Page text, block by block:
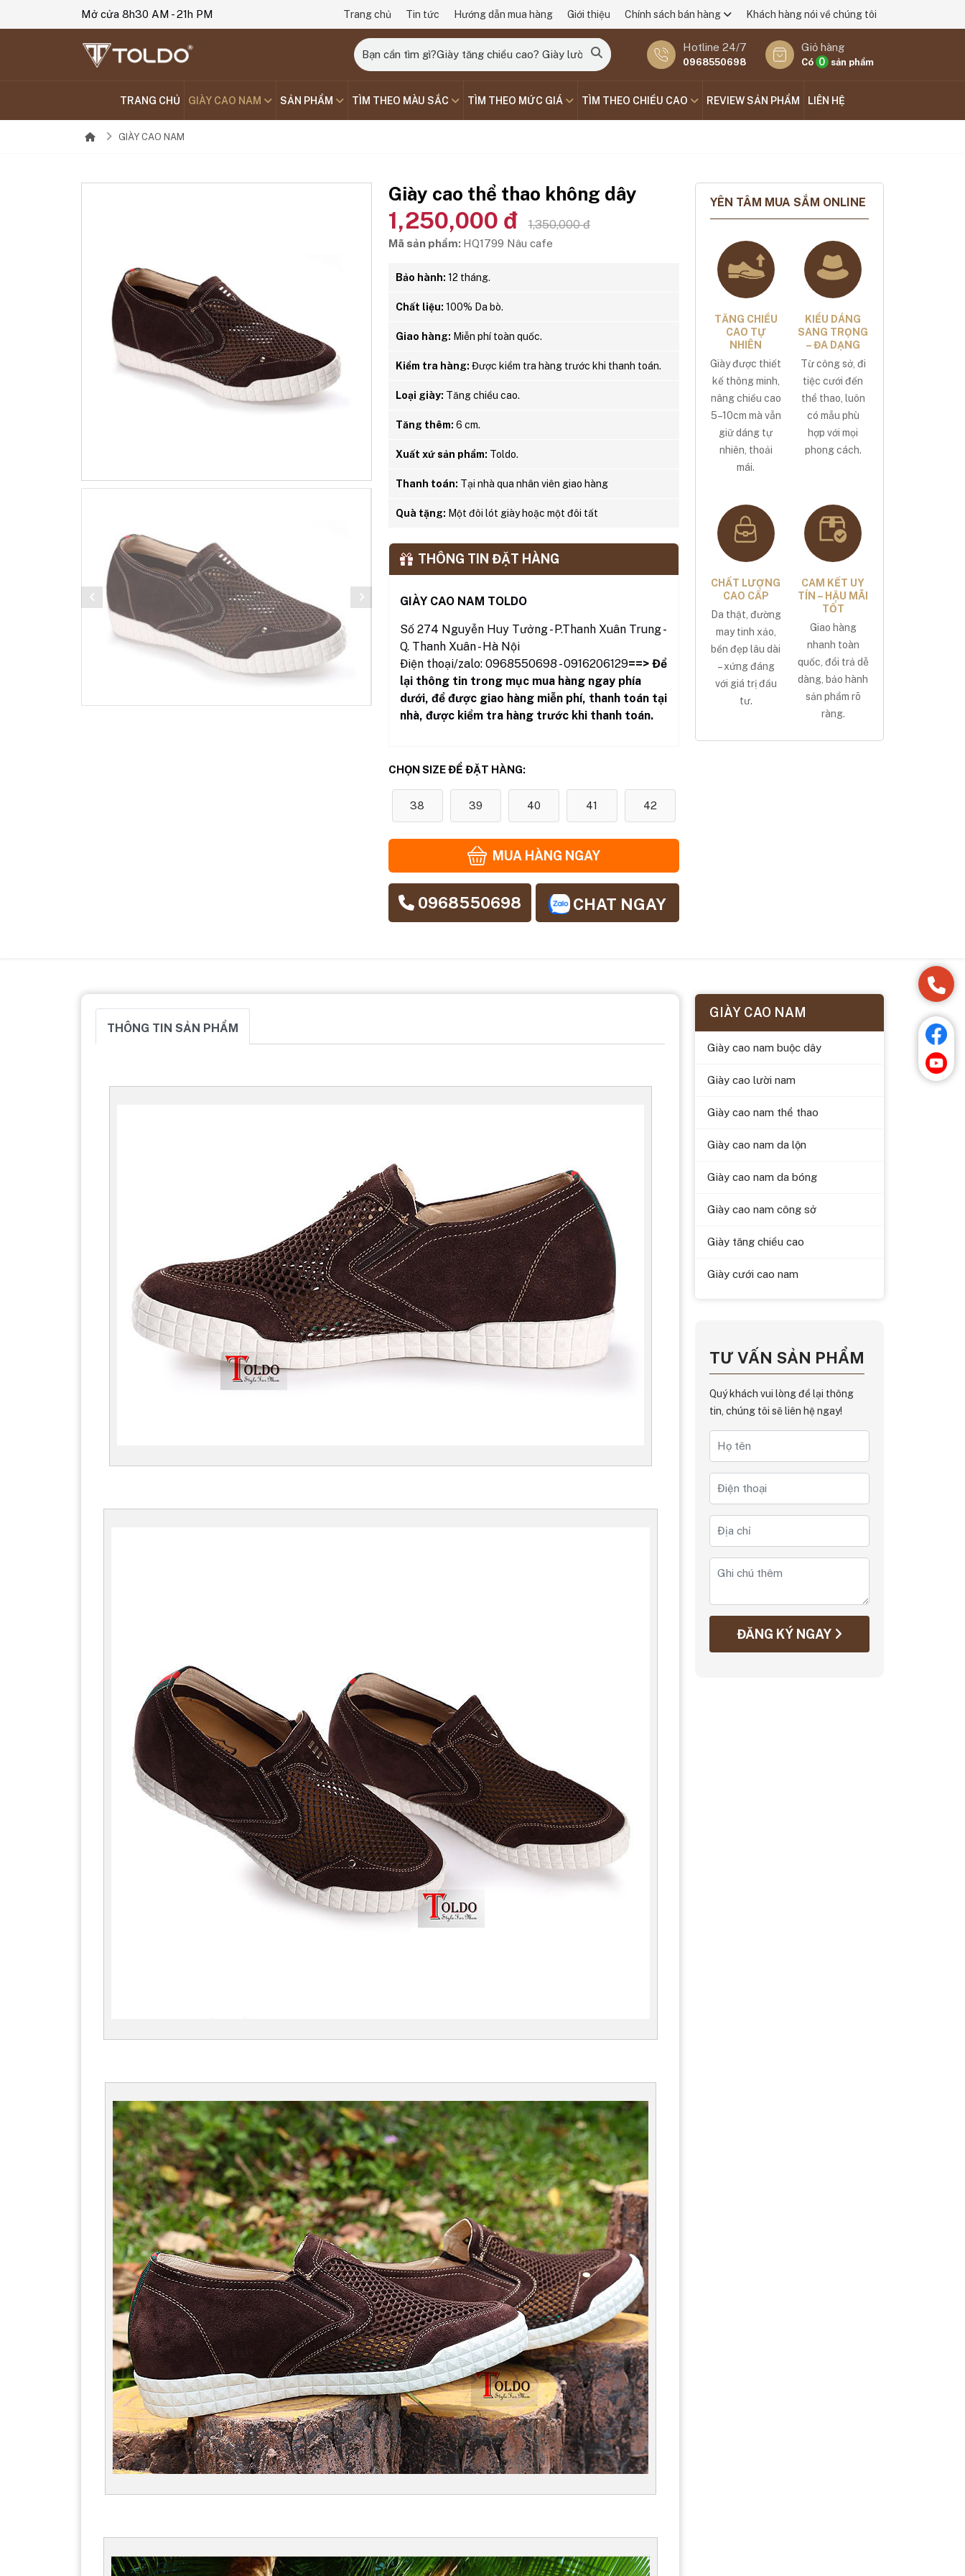
Mở cửa 8h30 AM - 21h PM Trang chủ Tin tức Hướng dẫn mua hàng Giới thiệu Chính sách bán hàng Khách hàng nói về chúng tôi
Giỏ hàng
Có 0 sản phẩm
Hotline 24/7
0968550698
TRANG CHỦ GIÀY CAO NAM SẢN PHẨM TÌM THEO MÀU SẮC TÌM THEO MỨC GIÁ TÌM THEO CHIỀU CAO REVIEW SẢN PHẨM LIÊN HỆ
GIÀY CAO NAM
Giày cao thể thao không dây
1,250,000 đ 1,350,000 đ
Mã sản phẩm: HQ1799 Nâu cafe
Bảo hành: 12 tháng.
Chất liệu: 100% Da bò.
Giao hàng: Miễn phí toàn quốc.
Kiểm tra hàng: Được kiểm tra hàng trước khi thanh toán.
Loại giày: Tăng chiều cao.
Tăng thêm: 6 cm.
Xuất xứ sản phẩm: Toldo.
Thanh toán: Tại nhà qua nhân viên giao hàng
Quà tặng: Một đôi lót giày hoặc một đôi tất
THÔNG TIN ĐẶT HÀNG
GIÀY CAO NAM TOLDO
Số 274 Nguyễn Huy Tưởng - P.Thanh Xuân Trung -
Q. Thanh Xuân - Hà Nội
Điện thoại/zalo: 0968550698 - 0916206129==> Để
lại thông tin trong mục mua hàng ngay phía
dưới, để được giao hàng miễn phí, thanh toán tại
nhà, được kiểm tra hàng trước khi thanh toán.
CHỌN SIZE ĐỂ ĐẶT HÀNG:
38 39 40 41 42
MUA HÀNG NGAY
0968550698 CHAT NGAY
YÊN TÂM MUA SẮM ONLINE
TĂNG CHIỀU
CAO TỰ
NHIÊN
Giày được thiết
kế thông minh,
nâng chiều cao
5–10cm mà vẫn
giữ dáng tự
nhiên, thoải
mái.
KIỂU DÁNG
SANG TRỌNG
– ĐA DẠNG
Từ công sở, đi
tiệc cưới đến
thể thao, luôn
có mẫu phù
hợp với mọi
phong cách.
CHẤT LƯỢNG
CAO CẤP
Da thật, đường
may tinh xảo,
bền đẹp lâu dài
– xứng đáng
với giá trị đầu
tư.
CAM KẾT UY
TÍN – HẬU MÃI
TỐT
Giao hàng
nhanh toàn
quốc, đổi trả dễ
dàng, bảo hành
sản phẩm rõ
ràng.
THÔNG TIN SẢN PHẨM
GIÀY CAO NAM
Giày cao nam buộc dây
Giày cao lười nam
Giày cao nam thể thao
Giày cao nam da lộn
Giày cao nam da bóng
Giày cao nam công sở
Giày tăng chiều cao
Giày cưới cao nam
TƯ VẤN SẢN PHẨM
Quý khách vui lòng để lại thông
tin, chúng tôi sẽ liên hệ ngay!
ĐĂNG KÝ NGAY